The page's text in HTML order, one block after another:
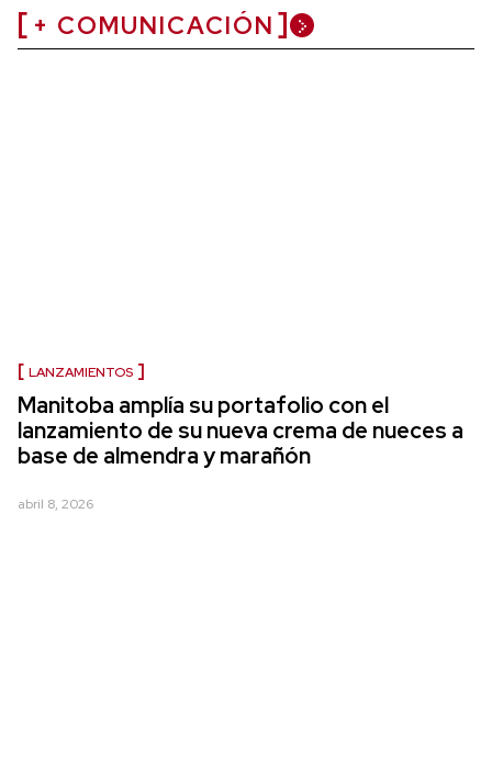
+ COMUNICACIÓN
LANZAMIENTOS
Manitoba amplía su portafolio con el
lanzamiento de su nueva crema de nueces a
base de almendra y marañón
abril 8, 2026